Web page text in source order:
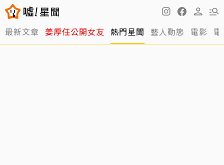
最新文章 姜厚任公開女友 熱門星聞 藝人動態 電影